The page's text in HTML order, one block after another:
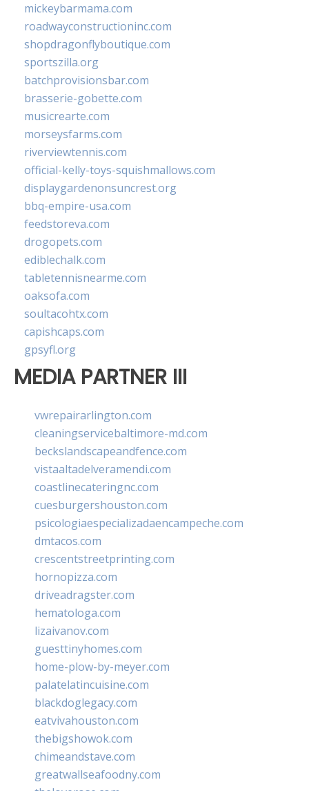
mickeybarmama.com
roadwayconstructioninc.com
shopdragonflyboutique.com
sportszilla.org
batchprovisionsbar.com
brasserie-gobette.com
musicrearte.com
morseysfarms.com
riverviewtennis.com
official-kelly-toys-squishmallows.com
displaygardenonsuncrest.org
bbq-empire-usa.com
feedstoreva.com
drogopets.com
ediblechalk.com
tabletennisnearme.com
oaksofa.com
soultacohtx.com
capishcaps.com
gpsyfl.org
MEDIA PARTNER III
vwrepairarlington.com
cleaningservicebaltimore-md.com
beckslandscapeandfence.com
vistaaltadelveramendi.com
coastlinecateringnc.com
cuesburgershouston.com
psicologiaespecializadaencampeche.com
dmtacos.com
crescentstreetprinting.com
hornopizza.com
driveadragster.com
hematologa.com
lizaivanov.com
guesttinyhomes.com
home-plow-by-meyer.com
palatelatincuisine.com
blackdoglegacy.com
eatvivahouston.com
thebigshowok.com
chimeandstave.com
greatwallseafoodny.com